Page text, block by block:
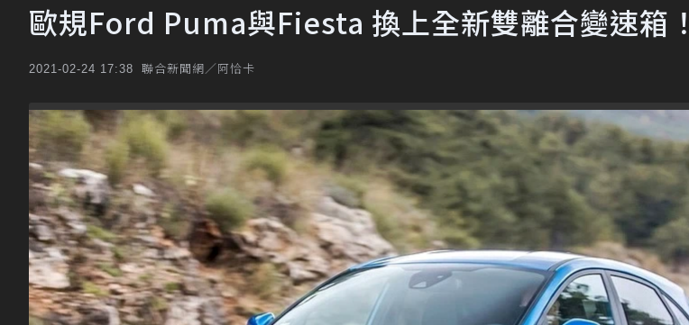
歐規Ford Puma與Fiesta 換上全新雙離合變速箱！
2021-02-24 17:38 聯合新聞網／阿恰卡